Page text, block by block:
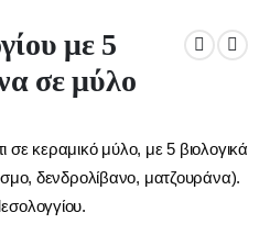
με 5
σε μύλο
σε κεραμικό μύλο, με 5 βιολογικά
δενδρολίβανο, ματζουράνα).